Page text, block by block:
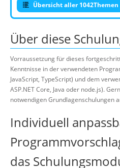
Übersicht aller 1042Themen
Über diese
Vorraussetzung für dieses
Kenntnisse in der verwendeten
JavaScript, TypeScript) und dem
ASP.NET Core, Java oder node.js).
notwendigen Grundlagenschulungen
Individuell
das